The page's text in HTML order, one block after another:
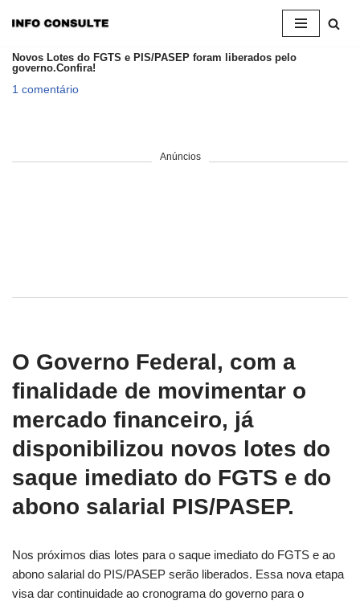
para
Novos Lotes do FGTS e PIS/PASEP foram liberados pelo
governo.Confira!
1 comentário
Anúncios
O Governo Federal, com a
finalidade de movimentar o
mercado financeiro, já
disponibilizou novos lotes do
saque imediato do FGTS e do
abono salarial PIS/PASEP.
Nos próximos dias lotes para o saque imediato do FGTS e ao
abono salarial do PIS/PASEP serão liberados. Essa nova etapa
visa dar continuidade ao cronograma do governo para o